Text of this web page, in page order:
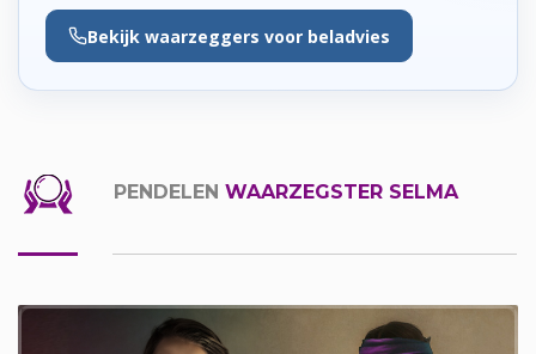
Bekijk waarzeggers voor beladvies
PENDELEN WAARZEGSTER SELMA